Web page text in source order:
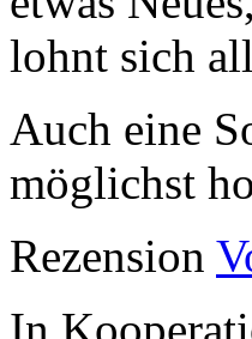
lohnt sich
Auch eine
möglichst
Rezension